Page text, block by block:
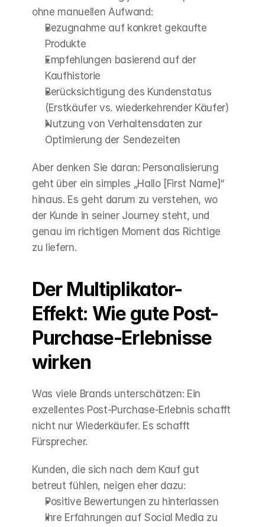
ohne manuellen Aufwand:
Bezugnahme auf konkret gekaufte
Produkte
Empfehlungen basierend auf der
Kaufhistorie
Berücksichtigung des Kundenstatus
(Erstkäufer vs. wiederkehrender Käufer)
Nutzung von Verhaltensdaten zur
Optimierung der Sendezeiten
Aber denken Sie daran: Personalisierung
geht über ein simples „Hallo [First Name]“
hinaus. Es geht darum zu verstehen, wo
der Kunde in seiner Journey steht, und
genau im richtigen Moment das Richtige
zu liefern.
Der Multiplikator-
Effekt: Wie gute Post-
Purchase-Erlebnisse
wirken
Was viele Brands unterschätzen: Ein
exzellentes Post-Purchase-Erlebnis schafft
nicht nur Wiederkäufer. Es schafft
Fürsprecher.
Kunden, die sich nach dem Kauf gut
betreut fühlen, neigen eher dazu:
Positive Bewertungen zu hinterlassen
Ihre Erfahrungen auf Social Media zu